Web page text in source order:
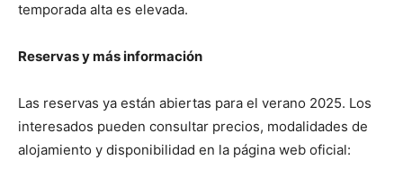
temporada alta es elevada.
Reservas y más información
Las reservas ya están abiertas para el verano 2025. Los
interesados pueden consultar precios, modalidades de
alojamiento y disponibilidad en la página web oficial: